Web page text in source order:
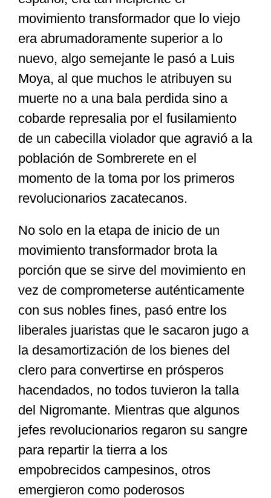
movimiento transformador que lo viejo
era abrumadoramente superior a lo
nuevo, algo semejante le pasó a Luis
Moya, al que muchos le atribuyen su
muerte no a una bala perdida sino a
cobarde represalia por el fusilamiento
de un cabecilla violador que agravió a la
población de Sombrerete en el
momento de la toma por los primeros
revolucionarios zacatecanos.
No solo en la etapa de inicio de un
movimiento transformador brota la
porción que se sirve del movimiento en
vez de comprometerse auténticamente
con sus nobles fines, pasó entre los
liberales juaristas que le sacaron jugo a
la desamortización de los bienes del
clero para convertirse en prósperos
hacendados, no todos tuvieron la talla
del Nigromante. Mientras que algunos
jefes revolucionarios regaron su sangre
para repartir la tierra a los
empobrecidos campesinos, otros
emergieron como poderosos